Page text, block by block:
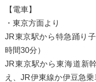
【電車】
・東京方面より
JR東京駅から特急踊
時間30分）
JR東京駅から東海道
え、JR伊東線か伊豆急